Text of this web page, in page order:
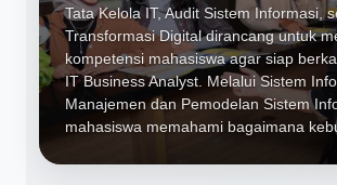
Tata Kelola IT, Audit Sistem Informasi,
Transformasi Digital dirancang untuk
kompetensi mahasiswa agar siap
IT Business Analyst. Melalui Sistem
Manajemen dan Pemodelan Sistem
mahasiswa memahami bagaimana
Proyek Sistem Informasi
Project), Praktik Kerja
dan Digital Kreatif